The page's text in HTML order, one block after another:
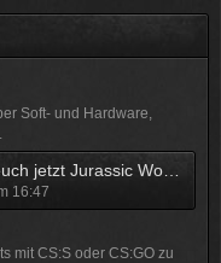
Soft- und Hardware,
World Evolution kostenlos!
16:47
mit CS:S oder CS:GO zu